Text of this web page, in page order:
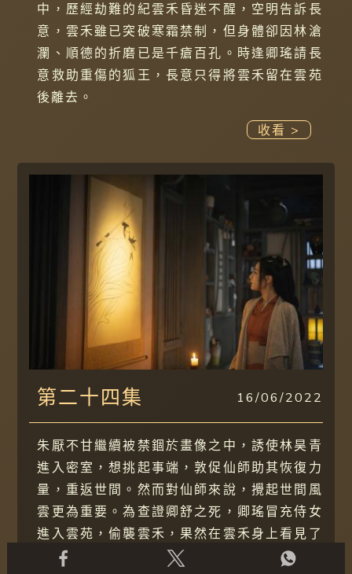
中，歷經劫難的紀雲禾昏迷不醒，空明告訴長
意，雲禾雖已突破寒霜禁制，但身體卻因林滄
瀾、順德的折磨已是千瘡百孔。時逢卿瑤請長
意救助重傷的狐王，長意只得將雲禾留在雲苑
後離去。
收看 >
第二十四集 16/06/2022
朱厭不甘繼續被禁錮於畫像之中，誘使林昊青
進入密室，想挑起事端，敦促仙師助其恢復力
量，重返世間。然而對仙師來說，攪起世間風
雲更為重要。為查證卿舒之死，卿瑤冒充侍女
進入雲苑，偷襲雲禾，果然在雲禾身上看見了
熟悉的狐火。正當卿瑤欲對雲禾痛下殺手時，